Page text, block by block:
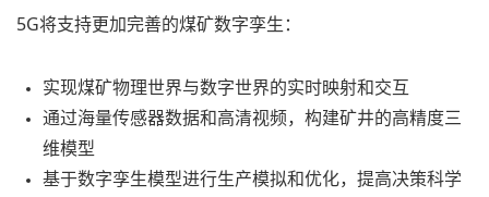
5G将支持更加完善的煤矿数字孪生：
实现煤矿物理世界与数字世界的实时映射和交互
通过海量传感器数据和高清视频，构建矿井的高精度三
维模型
基于数字孪生模型进行生产模拟和优化，提高决策科学